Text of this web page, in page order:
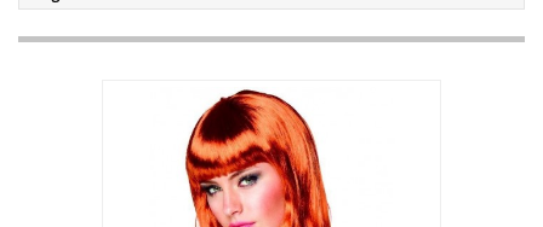
+
COMPLEMENTOS
PELUCAS, GORROS, CARETAS